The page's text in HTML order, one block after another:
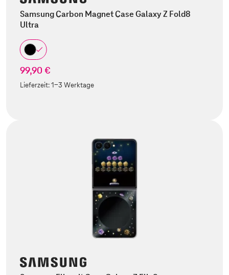
Samsung Carbon Magnet Case Galaxy Z Fold8
Ultra
99,90 €
Lieferzeit:1-3 Werktage